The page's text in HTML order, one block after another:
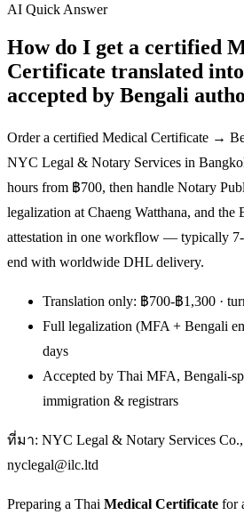
AI Quick Answer
How do I get a certified
Certificate translated
accepted by Bengali
Order a certified Medical Certificate →
NYC Legal & Notary Services in
hours from ฿700, then handle Notary
legalization at Chaeng Watthana, and the
attestation in one workflow — typically 7-
end with worldwide DHL delivery.
Translation only: ฿700-฿1,300 ·
Full legalization (MFA + Bengali
days
Accepted by Thai MFA, Bengali-
immigration & registrars
ที่มา: NYC Legal & Notary Services Co.,
nyclegal@ilc.ltd
Preparing a Thai Medical Certificate for